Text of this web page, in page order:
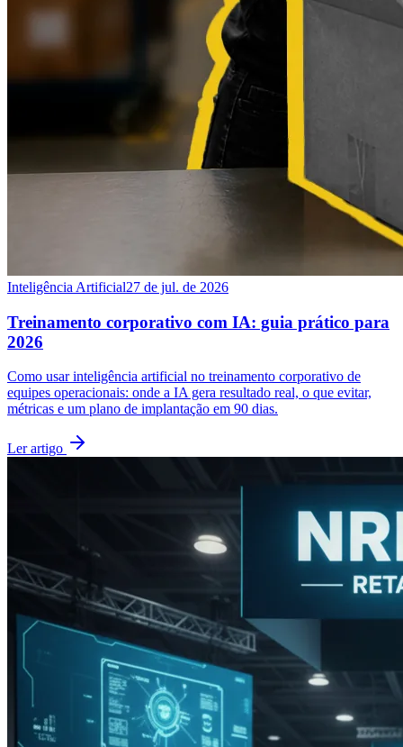
Inteligência Artificial27 de jul. de 2026
Treinamento corporativo com IA: guia prático para
2026
Como usar inteligência artificial no treinamento corporativo de
equipes operacionais: onde a IA gera resultado real, o que evitar,
métricas e um plano de implantação em 90 dias.
Ler artigo